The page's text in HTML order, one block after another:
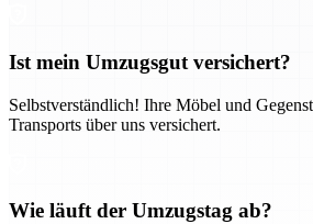
Ist mein Umzugsgut versichert?
Selbstverständlich! Ihre Möbel und
Transports über uns versichert.
Wie läuft der Umzugstag ab?